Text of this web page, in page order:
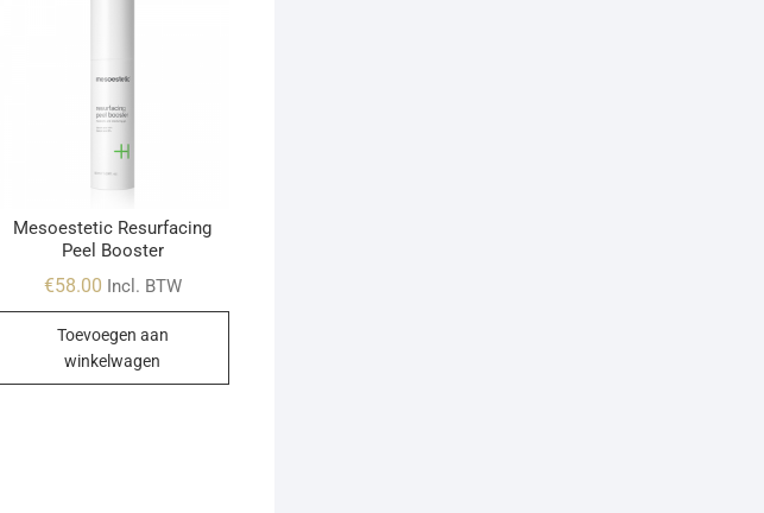
Mesoestetic Resurfacing
Peel Booster
€58.00 Incl. BTW
Toevoegen aan
winkelwagen